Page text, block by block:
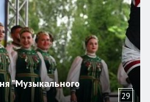
"Музыкального
29